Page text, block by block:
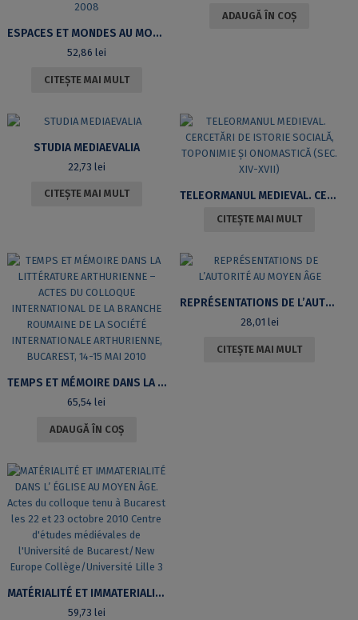
ESPACES ET MONDES AU MOYEN ÂGE: ACTES DU COLLOQUE INTERNATIONAL TENU À BUCAREST LES 17-18 OCTOBRE 2008
52,86 lei
CITEȘTE MAI MULT
ADAUGĂ ÎN COȘ
STUDIA MEDIAEVALIA
22,73 lei
CITEȘTE MAI MULT TELEORMANUL MEDIEVAL. CERCETĂRI DE ISTORIE SOCIALĂ, TOPONIMIE ȘI ONOMASTICĂ (SEC. XIV-XVII)
CITEȘTE MAI MULT
TEMPS ET MÉMOIRE DANS LA LITTÉRATURE ARTHURIENNE – ACTES DU COLLOQUE INTERNATIONAL DE LA BRANCHE ROUMAINE DE LA SOCIÉTÉ INTERNATIONALE ARTHURIENNE, BUCAREST, 14-15 MAI 2010
65,54lei
ADAUGĂ ÎN COȘ
REPRÉSENTATIONS DE L’AUTORITÉ AU MOYEN ÂGE
28,01 lei
CITEȘTE MAI MULT
MATÉRIALITÉ ET IMMATERIALITÉ DANS L’ ÉGLISE AU MOYEN ÂGE. ACTES DU COLLOQUE TENU À BUCAREST LES 22 ET 23 OCTOBRE 2010 CENTRE D’ÉTUDES MÉDIÉVALES DE L’UNIVERSITÉ DE BUCAREST/NEW EUROPE COLLÈGE/UNIVERSITÉ LILLE 3
59,73 lei